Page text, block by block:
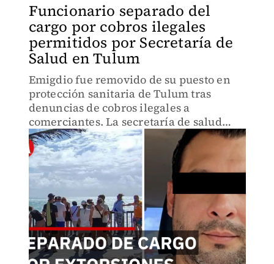
Funcionario separado del
cargo por cobros ilegales
permitidos por Secretaría de
Salud en Tulum
Emigdio fue removido de su puesto en
protección sanitaria de Tulum tras
denuncias de cobros ilegales a
comerciantes. La secretaría de salud
admite investigación, pero ¿cuánto
tiempo permitió estos abusos? Descubre
qué reveló la auditoría interna